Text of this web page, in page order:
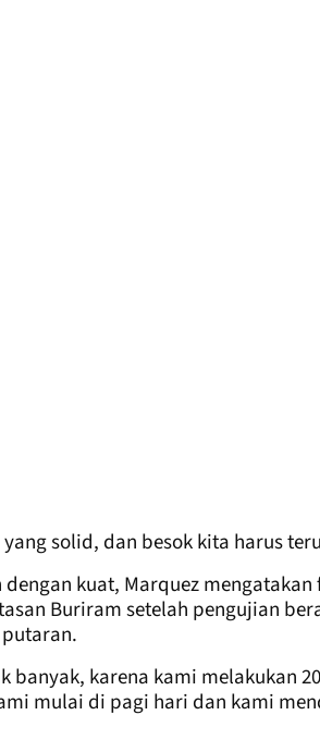
solid, dan besok kita harus
kuat, Marquez
Buriram setelah pengujian
banyak, karena kami melakukan
mulai di pagi hari dan kami